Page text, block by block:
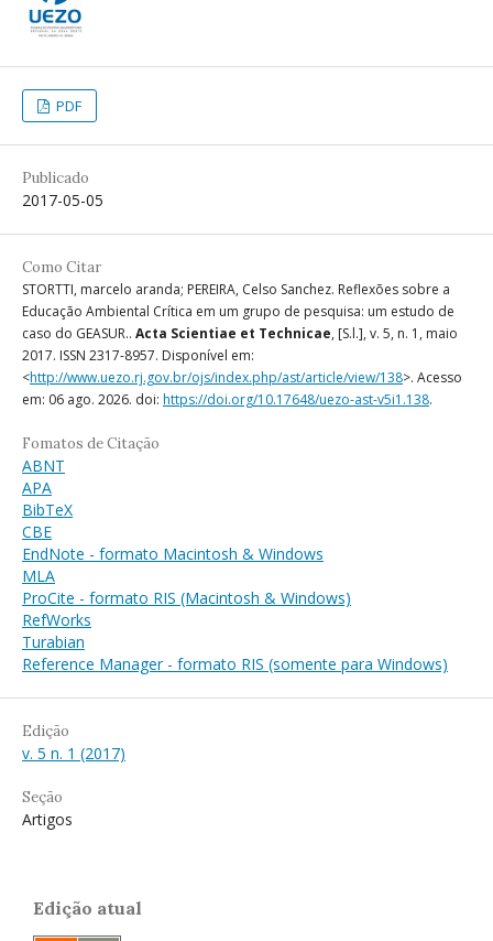
PDF
Publicado
2017-05-05
Como Citar
STORTTI, marcelo aranda; PEREIRA, Celso Sanchez. Reflexões sobre a
Educação Ambiental Crítica em um grupo de pesquisa: um estudo de
caso do GEASUR.. Acta Scientiae et Technicae, [S.l.], v. 5, n. 1, maio
2017. ISSN 2317-8957. Disponível em:
<http://www.uezo.rj.gov.br/ojs/index.php/ast/article/view/138>. Acesso
em: 06 ago. 2026. doi: https://doi.org/10.17648/uezo-ast-v5i1.138.
Fomatos de Citação
ABNT
APA
BibTeX
CBE
EndNote - formato Macintosh & Windows
MLA
ProCite - formato RIS (Macintosh & Windows)
RefWorks
Turabian
Reference Manager - formato RIS (somente para Windows)
Edição
v. 5 n. 1 (2017)
Seção
Artigos
Edição atual